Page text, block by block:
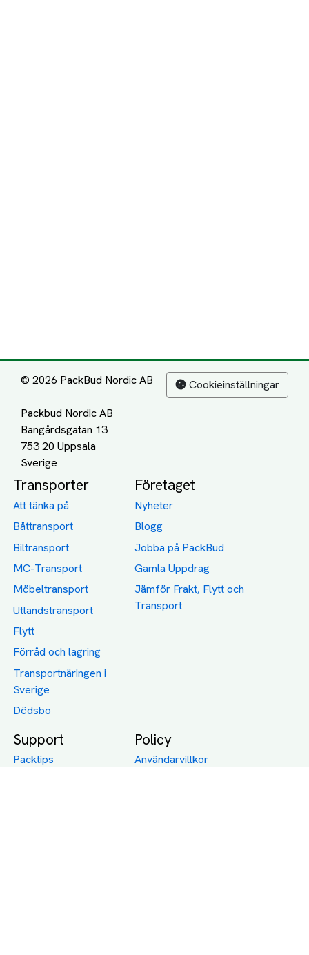
© 2026 PackBud Nordic AB
Packbud Nordic AB
Bangårdsgatan 13
753 20 Uppsala
Cookieinställningar
Transporter
Att tänka på
Båttransport
Biltransport
MC-Transport
Möbeltransport
Utlandstransport
Flytt
Förråd och lagring
Transportnäringen i
Sverige
Dödsbo
Företaget
Nyheter
Blogg
Jobba på PackBud
Gamla Uppdrag
Jämför Frakt, Flytt och
Transport
Support
Packtips
Policy
Användarvillkor